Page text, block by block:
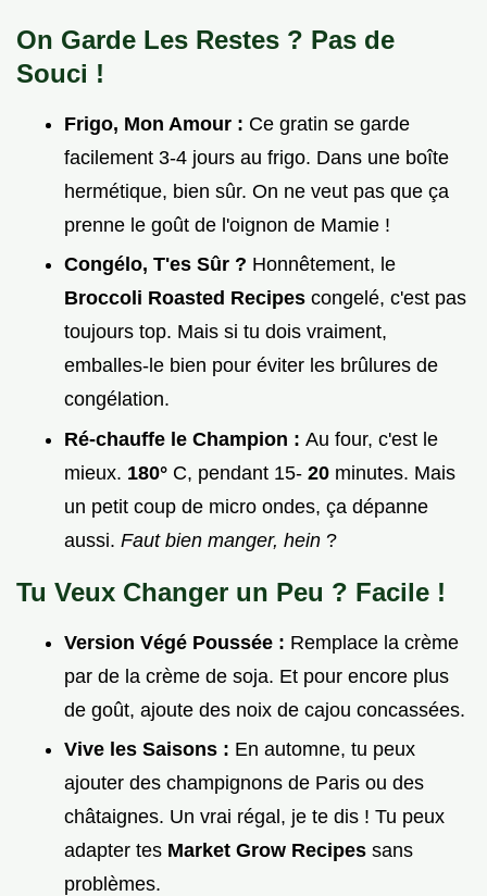
On Garde Les Restes ? Pas de
Souci !
Frigo, Mon Amour : Ce gratin se garde
facilement 3-4 jours au frigo. Dans une boîte
hermétique, bien sûr. On ne veut pas que ça
prenne le goût de l'oignon de Mamie !
Congélo, T'es Sûr ? Honnêtement, le
Broccoli Roasted Recipes congelé, c'est pas
toujours top. Mais si tu dois vraiment,
emballes-le bien pour éviter les brûlures de
congélation.
Ré-chauffe le Champion : Au four, c'est le
mieux. 180° C, pendant 15- 20 minutes. Mais
un petit coup de micro ondes, ça dépanne
aussi. Faut bien manger, hein ?
Tu Veux Changer un Peu ? Facile !
Version Végé Poussée : Remplace la crème
par de la crème de soja. Et pour encore plus
de goût, ajoute des noix de cajou concassées.
Vive les Saisons : En automne, tu peux
ajouter des champignons de Paris ou des
châtaignes. Un vrai régal, je te dis ! Tu peux
adapter tes Market Grow Recipes sans
problèmes.